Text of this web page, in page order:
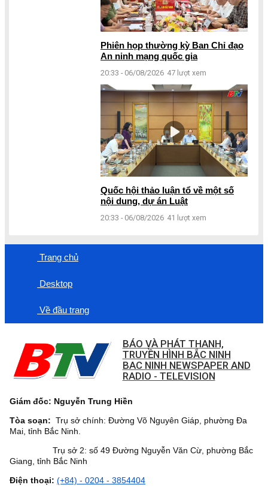
Phiên họp thường kỳ Ban Chỉ đạo
An ninh mạng quốc gia
20:33 - 06/08/2026 47 lượt xem
Quốc hội thảo luận tổ về một số
nội dung, dự án Luật
20:33 - 06/08/2026 41 lượt xem
Trang chủ
Desktop
Về đầu trang
BÁO VÀ PHÁT THANH,
TRUYỀN HÌNH BẮC NINH
BAC NINH NEWSPAPER AND
RADIO - TELEVISION
Giám đốc: Nguyễn Trung Hiền
Tòa soạn: Trụ sở chính: Đường Võ Nguyên Giáp, phường Đa
Mai, tỉnh Bắc Ninh.
Trụ sở 2: số 49 Đường Nguyễn Văn Cừ, phường Bắc
Giang, tỉnh Bắc Ninh
Điện thoại: (+84) - 0204 - 3854404